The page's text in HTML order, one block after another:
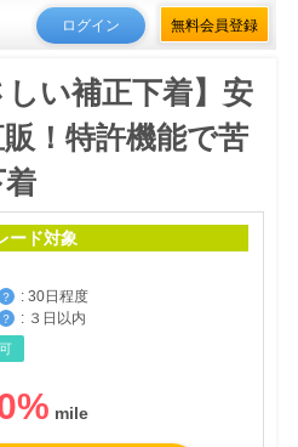
ログイン 無料会員登録
しい補正下着】安
！特許機能で苦
ード対象
？ : 30日程度
？ : ３日以内
%